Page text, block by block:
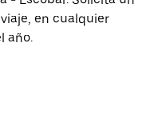
en cualquier
año.